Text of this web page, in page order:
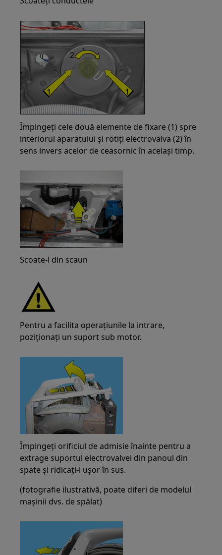
Împingeți cele două elemente de fixare (1) spre
interiorul aparatului și rotiți electrovalva (2) în
sens invers acelor de ceasornic în același timp.
Scoate-l din scaun
Pentru a facilita operațiunile la intrare,
poziționați un suport sub motor.
Împingeți orificiul de admisie înainte pentru a
extrage suportul electrovalvei din panoul din
spate și ridicați-l ușor în sus.
(fotografie ilustrativă, poate diferi de modelul
mașinii dvs. de spălat)